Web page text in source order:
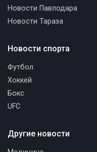
Новости Павлодара
Новости Тараза
Новости спорта
Футбол
Хоккей
Бокс
UFC
Другие новости